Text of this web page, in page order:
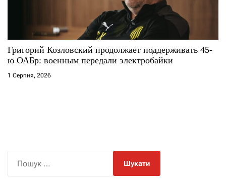
Григорий Козловский продолжает поддерживать 45-
ю ОАБр: военным передали электробайки
1 Серпня, 2026